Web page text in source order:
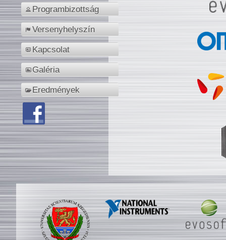
Programbizottság
Versenyhelyszín
Kapcsolat
Galéria
Eredmények